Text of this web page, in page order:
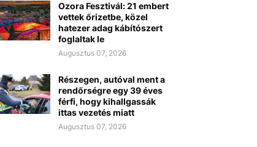
Ozora Fesztivál: 21 embert
vettek őrizetbe, közel
hatezer adag kábítószert
foglaltak le
Augusztus 07, 2026
Részegen, autóval ment a
rendőrségre egy 39 éves
férfi, hogy kihallgassák
ittas vezetés miatt
Augusztus 07, 2026